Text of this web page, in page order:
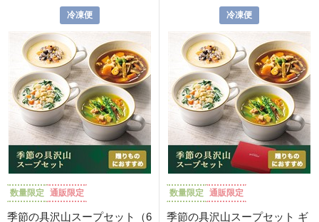
冷凍便
数量限定 通販限定
季節の具沢山スープセット（6
冷凍便
数量限定 通販限定
季節の具沢山スープセット ギ